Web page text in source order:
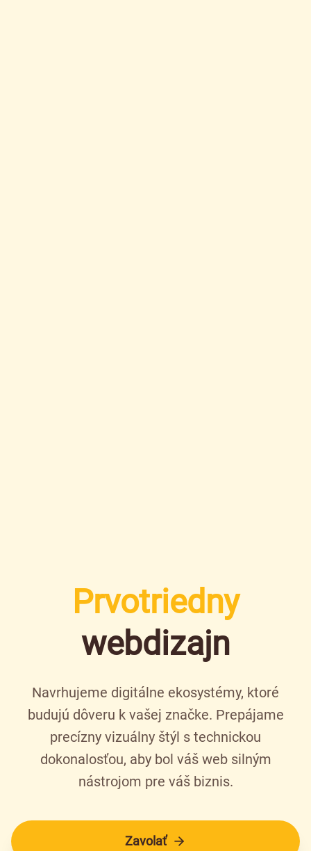
Prvotriedny
webdizajn
Navrhujeme digitálne ekosystémy, ktoré
budujú dôveru k vašej značke. Prepájame
precízny vizuálny štýl s technickou
dokonalosťou, aby bol váš web silným
nástrojom pre váš biznis.
Zavolať